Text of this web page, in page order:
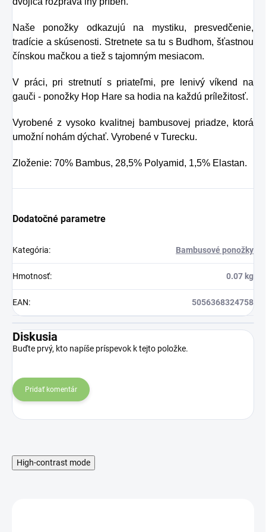
Naše ponožky odkazujú na mystiku, presvedčenie,
tradície a skúsenosti. Stretnete sa tu s Budhom, šťastnou
čínskou mačkou a tiež s tajomným mesiacom.
V práci, pri stretnutí s priateľmi, pre lenivý víkend na
gauči - ponožky Hop Hare sa hodia na každú príležitosť.
Vyrobené z vysoko kvalitnej bambusovej priadze, ktorá
umožní nohám dýchať. Vyrobené v Turecku.
Zloženie: 70% Bambus, 28,5% Polyamid, 1,5% Elastan.
Dodatočné parametre
Kategória: Bambusové ponožky
Hmotnosť: 0.07 kg
EAN: 5056368324758
Diskusia
Buďte prvý, kto napíše príspevok k tejto položke.
Pridať komentár
High-contrast mode